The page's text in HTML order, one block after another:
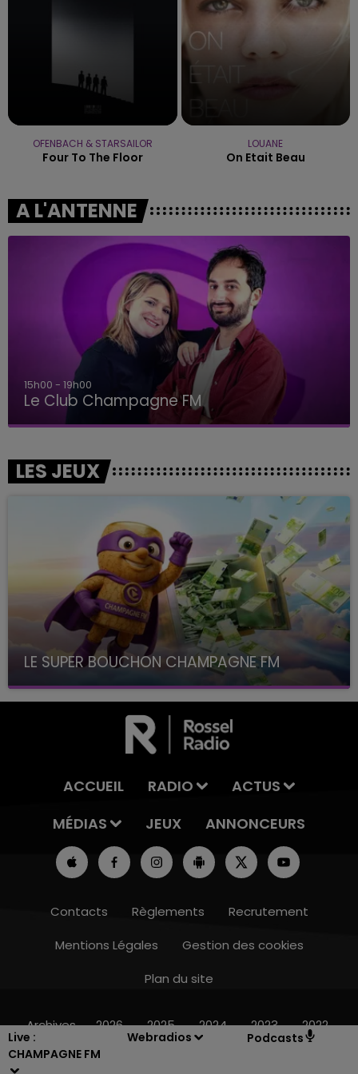
Live :
CHAMPAGNE FM
Webradios Podcasts
OFENBACH & STARSAILOR
Four To The Floor
LOUANE
On Etait Beau
A L'ANTENNE
15h00 - 19h00
Le Club Champagne FM
LES JEUX
LE SUPER BOUCHON CHAMPAGNE FM
avec La Famille Champagne FM, à 8H10
ACCUEIL RADIO
ACTUS
MÉDIAS
JEUX ANNONCEURS
Contacts Règlements
Recrutement
Mentions Légales
Gestion des cookies
Plan du site
Archives 2026 2025 2024 2023 2022